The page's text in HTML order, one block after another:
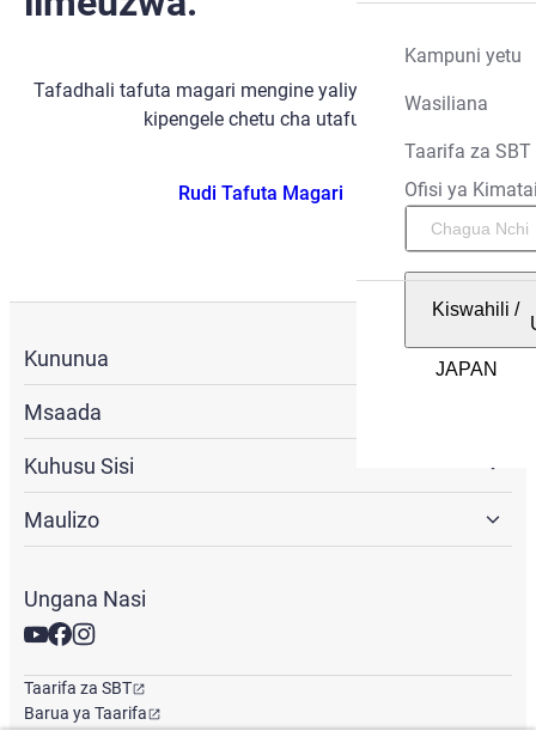
Kampuni yetu
Wasiliana
Taarifa za SBT
Ofisi ya
Kiswahili /
Tafadhali tafuta magari mengine yaliyopo kwa kutumia
kipengele chetu cha utafutaji.
Rudi Tafuta Magari
Kununua
Msaada
Kuhusu Sisi
Maulizo
Ungana Nasi
Taarifa za SBT
Barua ya Taarifa